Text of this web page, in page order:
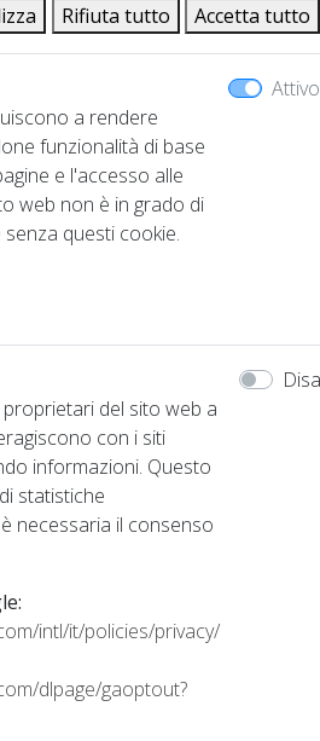
Rifiuta tutto Accetta tutto
a rendere
funzionalità di base
e l'accesso alle
web non è in grado di
questi cookie.
Attivo
del sito web a
con i siti
informazioni. Questo
statistiche
necessaria il consenso
intl/it/policies/privacy/
dlpage/gaoptout?